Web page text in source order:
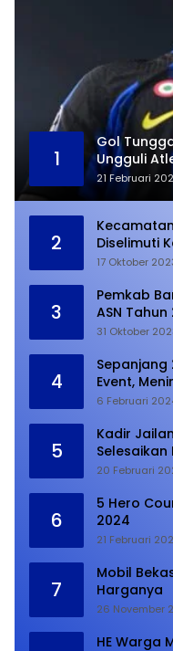
1
Gol
Ungguli
21 Februari
2
Diselimuti
17 Oktober
3
Pemkab
ASN Tahun
31 Oktober
4
Sepanjang
Event,
6 Februari
5
Kadir
Suara
20 Februari
6
5 Hero
2024
21 Februari
7
Mobil
Harganya
26 November
HE Warga